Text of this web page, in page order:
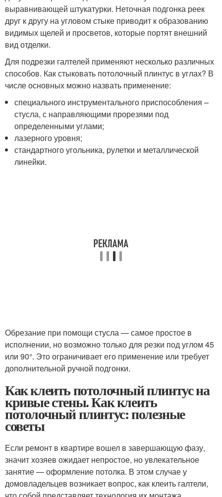
выравнивающей штукатурки. Неточная подгонка реек
друг к другу на угловом стыке приводит к образованию
видимых щелей и просветов, которые портят внешний
вид отделки.
Для подрезки галтелей применяют несколько различных
способов. Как стыковать потолочный плинтус в углах? В
числе основных можно назвать применение:
специального инструментального приспособления –
стусла, с направляющими прорезями под
определенными углами;
лазерного уровня;
стандартного угольника, рулетки и металлической
линейки.
Обрезание при помощи стусла — самое простое в
исполнении, но возможно только для резки под углом 45
или 90°. Это ограничивает его применение или требует
дополнительной ручной подгонки.
Как клеить потолочный плинтус на
кривые стены. Как клеить
потолочный плинтус: полезные
советы
Если ремонт в квартире вошел в завершающую фазу,
значит хозяев ожидает непростое, но увлекательное
занятие — оформление потолка. В этом случае у
домовладельцев возникает вопрос, как клеить галтели,